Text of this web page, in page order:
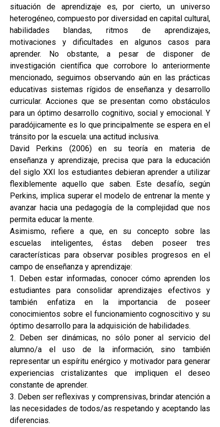
situación de aprendizaje es, por cierto, un universo
heterogéneo, compuesto por diversidad en capital cultural,
habilidades blandas, ritmos de aprendizajes,
motivaciones y dificultades en algunos casos para
aprender. No obstante, a pesar de disponer de
investigación científica que corrobore lo anteriormente
mencionado, seguimos observando aún en las prácticas
educativas sistemas rígidos de enseñanza y desarrollo
curricular. Acciones que se presentan como obstáculos
para un óptimo desarrollo cognitivo, social y emocional. Y
paradójicamente es lo que principalmente se espera en el
tránsito por la escuela: una actitud inclusiva.
David Perkins (2006) en su teoría en materia de
enseñanza y aprendizaje, precisa que para la educación
del siglo XXI los estudiantes debieran aprender a utilizar
flexiblemente aquello que saben. Este desafío, según
Perkins, implica superar el modelo de entrenar la mente y
avanzar hacia una pedagogía de la complejidad que nos
permita educar la mente.
Asimismo, refiere a que, en su concepto sobre las
escuelas inteligentes, éstas deben poseer tres
características para observar posibles progresos en el
campo de enseñanza y aprendizaje:
1. Deben estar informadas, conocer cómo aprenden los
estudiantes para consolidar aprendizajes efectivos y
también enfatiza en la importancia de poseer
conocimientos sobre el funcionamiento cognoscitivo y su
óptimo desarrollo para la adquisición de habilidades.
2. Deben ser dinámicas, no sólo poner al servicio del
alumno/a el uso de la información, sino también
representar un espíritu enérgico y motivador para generar
experiencias cristalizantes que impliquen el deseo
constante de aprender.
3. Deben ser reflexivas y comprensivas, brindar atención a
las necesidades de todos/as respetando y aceptando las
diferencias.